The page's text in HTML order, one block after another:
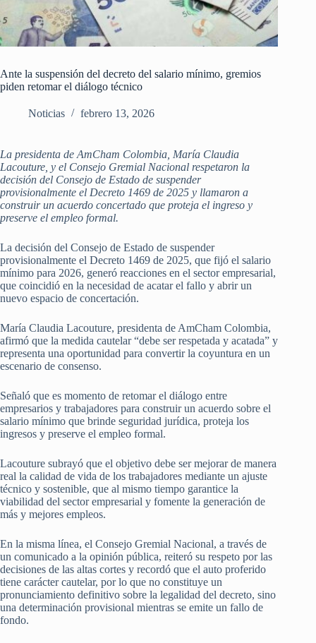
Ante la suspensión del decreto del salario mínimo, gremios
piden retomar el diálogo técnico
Noticias febrero 13, 2026
La presidenta de AmCham Colombia, María Claudia
Lacouture, y el Consejo Gremial Nacional respetaron la
decisión del Consejo de Estado de suspender
provisionalmente el Decreto 1469 de 2025 y llamaron a
construir un acuerdo concertado que proteja el ingreso y
preserve el empleo formal.
La decisión del Consejo de Estado de suspender
provisionalmente el Decreto 1469 de 2025, que fijó el salario
mínimo para 2026, generó reacciones en el sector empresarial,
que coincidió en la necesidad de acatar el fallo y abrir un
nuevo espacio de concertación.
María Claudia Lacouture, presidenta de AmCham Colombia,
afirmó que la medida cautelar “debe ser respetada y acatada” y
representa una oportunidad para convertir la coyuntura en un
escenario de consenso.
Señaló que es momento de retomar el diálogo entre
empresarios y trabajadores para construir un acuerdo sobre el
salario mínimo que brinde seguridad jurídica, proteja los
ingresos y preserve el empleo formal.
Lacouture subrayó que el objetivo debe ser mejorar de manera
real la calidad de vida de los trabajadores mediante un ajuste
técnico y sostenible, que al mismo tiempo garantice la
viabilidad del sector empresarial y fomente la generación de
más y mejores empleos.
En la misma línea, el Consejo Gremial Nacional, a través de
un comunicado a la opinión pública, reiteró su respeto por las
decisiones de las altas cortes y recordó que el auto proferido
tiene carácter cautelar, por lo que no constituye un
pronunciamiento definitivo sobre la legalidad del decreto, sino
una determinación provisional mientras se emite un fallo de
fondo.